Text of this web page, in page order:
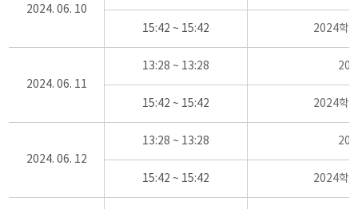
2024. 06. 10
15:42 ~ 15:42 2024학
2024. 06. 11
13:28 ~ 13:28
15:42 ~ 15:42 2024학
2024. 06. 12
13:28 ~ 13:28
15:42 ~ 15:42 2024학